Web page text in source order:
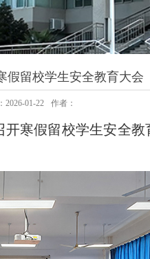
假留校学生安全教育大会
2026-01-22 作者：
寒假留校学生安全